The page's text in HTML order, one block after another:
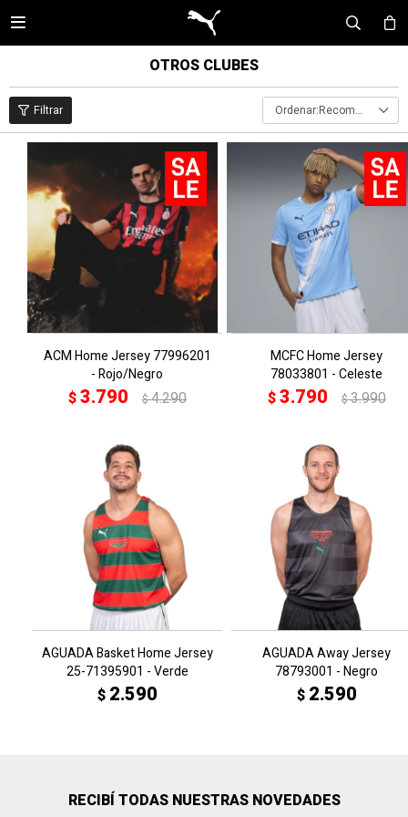

OTROS CLUBES
Recomendados
ACM Home Jersey 77996201
- Rojo/Negro
$3.790 $4.290
MCFC Home Jersey
78033801 - Celeste
$3.790 $3.990
AGUADA Basket Home Jersey
25-71395901 - Verde
$ 2.590
AGUADA Away Jersey
78793001 - Negro
$ 2.590
RECIBÍ TODAS NUESTRAS NOVEDADES